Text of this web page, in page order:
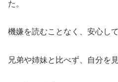
た。
機嫌を読むことなく、安心し
兄弟や姉妹と比べず、自分を